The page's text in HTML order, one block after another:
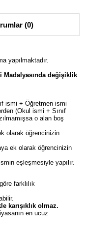
(0)
yapılmaktadır.
Madalyasında değişiklik
ismi + Öğretmen ismi
(Okul ismi + Sınıf
o alan boş
olarak öğrencinizin
ek olarak öğrencinizin
eşleşmesiyle yapılır.
farklılık
karışıklık olmaz.
en ucuz